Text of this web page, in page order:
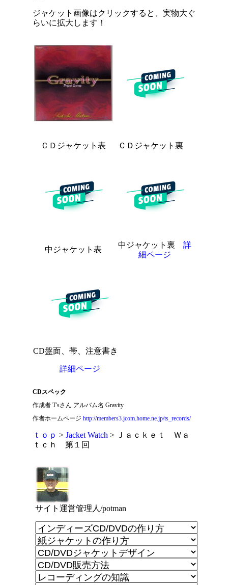
ジャケット画像はクリックすると、実物大ぐ
らいに拡大します！
ＣＤジャケット表 ＣＤジャケット裏
中ジャケット表
中ジャケット裏 詳
細ページ
CD盤面、帯、注意書き
詳細ページ
CDスペック
作成者 T'sさん アルバム名 Gravity
作者ホームページ http://members3.jcom.home.ne.jp/ts_records/
ｔｏｐ > Jacket Watch > Ｊａｃｋｅｔ Ｗａ
ｔｃｈ 第１回
サイト運営管理人/potman